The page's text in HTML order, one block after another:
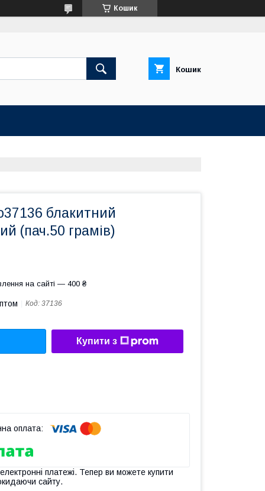
Кошик
Кошик
блакитний
(пач.50 грамів)
на сайті — 400 ₴
Код: 37136
Купити з
платежі. Тепер ви можете купити
сайту.